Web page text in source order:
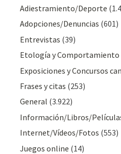
Adiestramiento/Deporte
Adopciones/Denuncias (601)
Entrevistas (39)
Etología y Comportamiento
Exposiciones y Concursos
Frases y citas (253)
General (3.922)
Información/Libros/
Internet/Vídeos/Fotos (553)
Juegos online (14)